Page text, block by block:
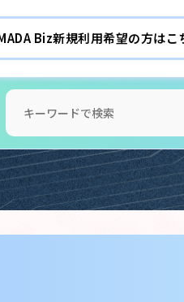
Biz新規利用希望の方はこ